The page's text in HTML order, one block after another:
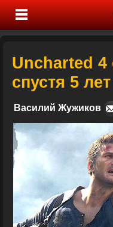
Uncharted 4
спустя 5 лет
Василий Жужиков